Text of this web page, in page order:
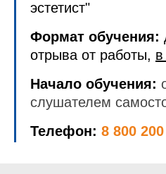
эстетист"
Формат обучения:
отрыва от работы,
Начало обучения:
слушателем
Телефон: 8 800